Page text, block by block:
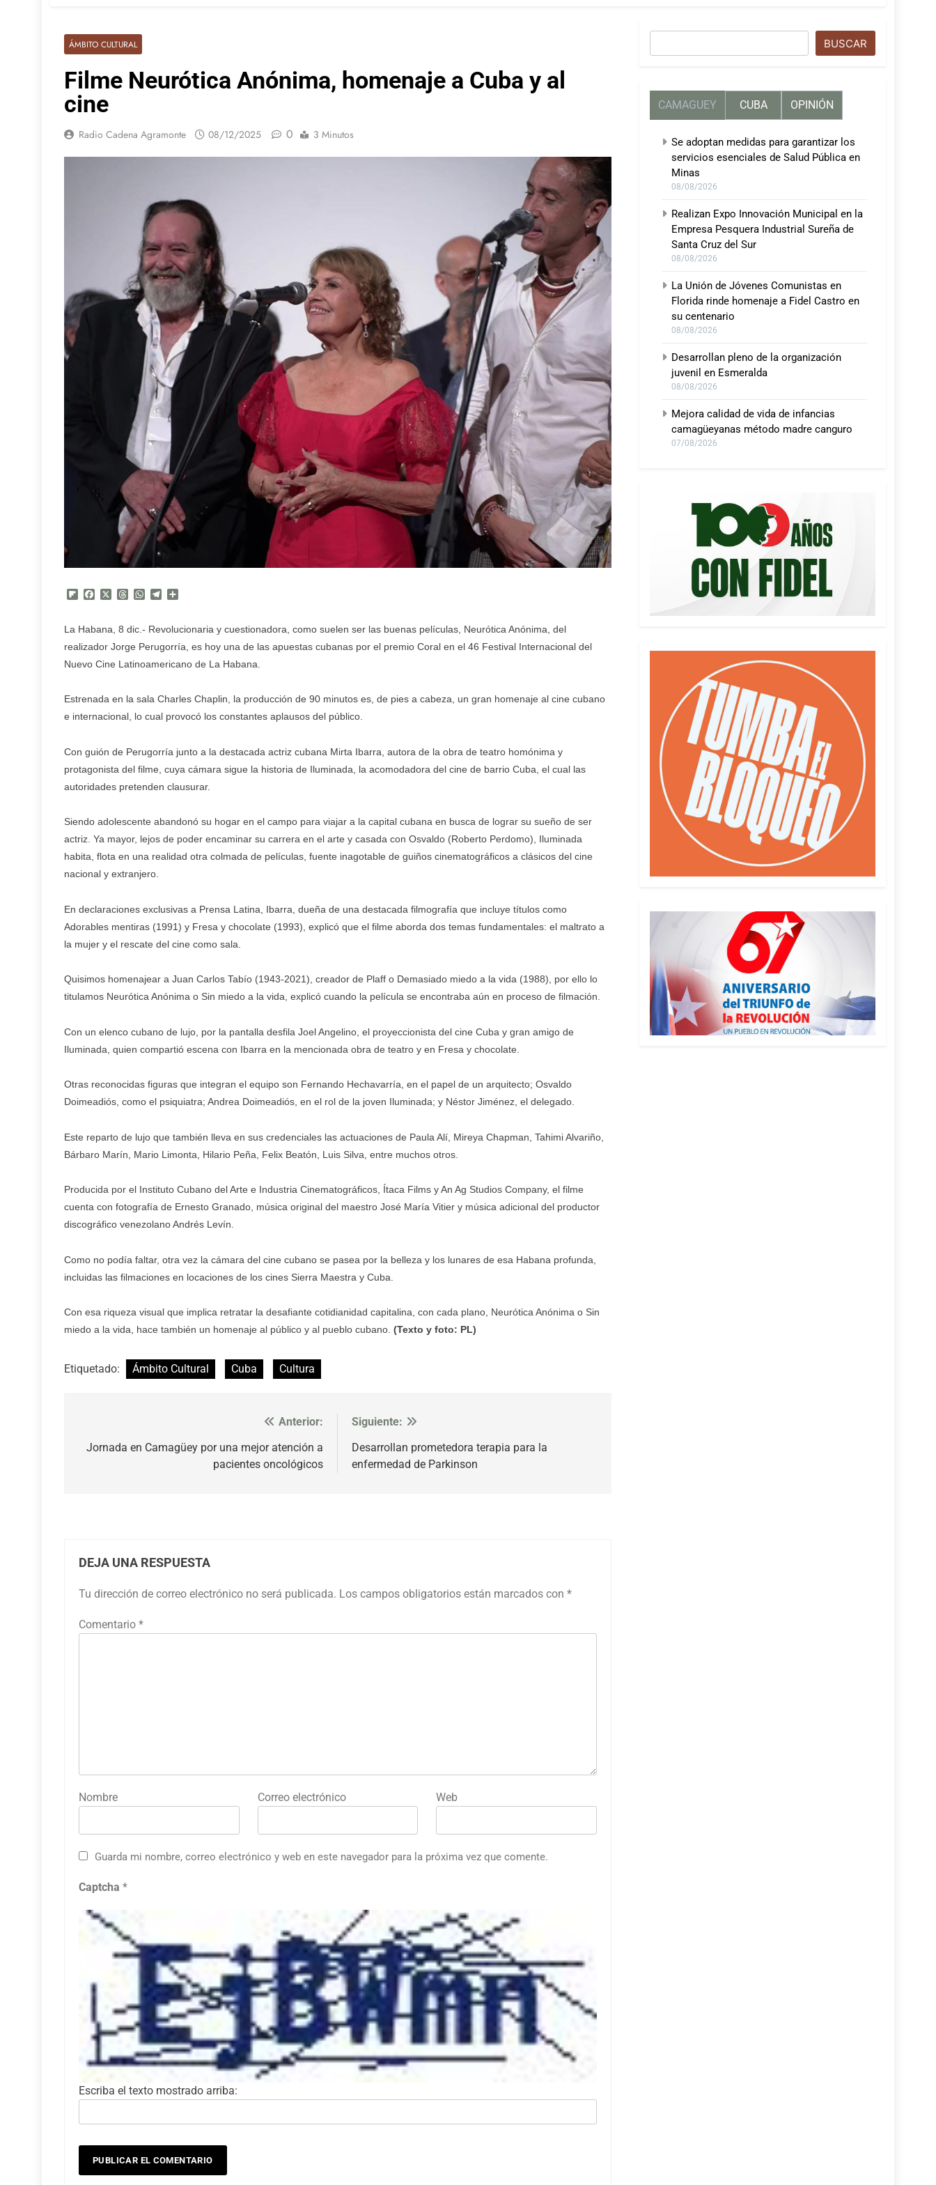
ÁMBITO CULTURAL
Filme Neurótica Anónima, homenaje a Cuba y al
cine
Radio Cadena Agramonte 08/12/2025 0 3 Minutos
Flipboard
Facebook
X Threads
WhatsApp
Telegram
La Habana, 8 dic.- Revolucionaria y cuestionadora, como suelen ser las buenas películas, Neurótica Anónima, del
realizador Jorge Perugorría, es hoy una de las apuestas cubanas por el premio Coral en el 46 Festival Internacional del
Nuevo Cine Latinoamericano de La Habana.
Estrenada en la sala Charles Chaplin, la producción de 90 minutos es, de pies a cabeza, un gran homenaje al cine cubano
e internacional, lo cual provocó los constantes aplausos del público.
Con guión de Perugorría junto a la destacada actriz cubana Mirta Ibarra, autora de la obra de teatro homónima y
protagonista del filme, cuya cámara sigue la historia de Iluminada, la acomodadora del cine de barrio Cuba, el cual las
autoridades pretenden clausurar.
Siendo adolescente abandonó su hogar en el campo para viajar a la capital cubana en busca de lograr su sueño de ser
actriz. Ya mayor, lejos de poder encaminar su carrera en el arte y casada con Osvaldo (Roberto Perdomo), Iluminada
habita, flota en una realidad otra colmada de películas, fuente inagotable de guiños cinematográficos a clásicos del cine
nacional y extranjero.
En declaraciones exclusivas a Prensa Latina, Ibarra, dueña de una destacada filmografía que incluye títulos como
Adorables mentiras (1991) y Fresa y chocolate (1993), explicó que el filme aborda dos temas fundamentales: el maltrato a
la mujer y el rescate del cine como sala.
Quisimos homenajear a Juan Carlos Tabío (1943-2021), creador de Plaff o Demasiado miedo a la vida (1988), por ello lo
titulamos Neurótica Anónima o Sin miedo a la vida, explicó cuando la película se encontraba aún en proceso de filmación.
Con un elenco cubano de lujo, por la pantalla desfila Joel Angelino, el proyeccionista del cine Cuba y gran amigo de
Iluminada, quien compartió escena con Ibarra en la mencionada obra de teatro y en Fresa y chocolate.
Otras reconocidas figuras que integran el equipo son Fernando Hechavarría, en el papel de un arquitecto; Osvaldo
Doimeadiós, como el psiquiatra; Andrea Doimeadiós, en el rol de la joven Iluminada; y Néstor Jiménez, el delegado.
Este reparto de lujo que también lleva en sus credenciales las actuaciones de Paula Alí, Mireya Chapman, Tahimi Alvariño,
Bárbaro Marín, Mario Limonta, Hilario Peña, Felix Beatón, Luis Silva, entre muchos otros.
Producida por el Instituto Cubano del Arte e Industria Cinematográficos, Ítaca Films y An Ag Studios Company, el filme
cuenta con fotografía de Ernesto Granado, música original del maestro José María Vitier y música adicional del productor
discográfico venezolano Andrés Levín.
Como no podía faltar, otra vez la cámara del cine cubano se pasea por la belleza y los lunares de esa Habana profunda,
incluidas las filmaciones en locaciones de los cines Sierra Maestra y Cuba.
Con esa riqueza visual que implica retratar la desafiante cotidianidad capitalina, con cada plano, Neurótica Anónima o Sin
miedo a la vida, hace también un homenaje al público y al pueblo cubano. (Texto y foto: PL)
Etiquetado: Ámbito Cultural Cuba Cultura
de
Anterior:
Jornada en Camagüey por una mejor atención a
pacientes oncológicos
Siguiente:
Desarrollan prometedora terapia para la
enfermedad de Parkinson
DEJA UNA RESPUESTA
Tu dirección de correo electrónico no será publicada. Los campos obligatorios están marcados con *
Comentario *
Nombre Correo electrónico Web
Guarda mi nombre, correo electrónico y web en este navegador para la próxima vez que comente.
Captcha *
Escriba el texto mostrado arriba:
BUSCAR
CAMAGUEY CUBA OPINIÓN
Se adoptan medidas para garantizar los
servicios esenciales de Salud Pública en
Minas
08/08/2026
Realizan Expo Innovación Municipal en la
Empresa Pesquera Industrial Sureña de
Santa Cruz del Sur
08/08/2026
La Unión de Jóvenes Comunistas en
Florida rinde homenaje a Fidel Castro en
su centenario
08/08/2026
Desarrollan pleno de la organización
juvenil en Esmeralda
08/08/2026
Mejora calidad de vida de infancias
camagüeyanas método madre canguro
07/08/2026